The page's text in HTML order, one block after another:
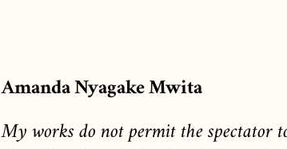
Amanda Nyagake Mwita
My works do not permit the spectator